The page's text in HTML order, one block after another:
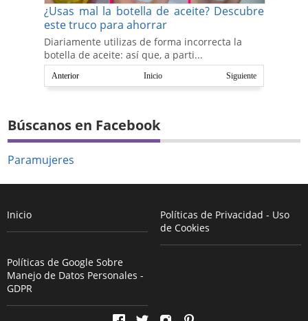
¿Usas mal la botella de aceite? Descubre
este truco para ahorrar
Diariamente utilizas de forma incorrecta la
botella de aceite: así que, a parti...
Anterior Siguiente
Inicio
Búscanos en Facebook
Paramujeres
Inicio
Políticas de Privacidad - Uso
de Cookies
Políticas de Google Sobre
Manejo de Datos Personales -
GDPR